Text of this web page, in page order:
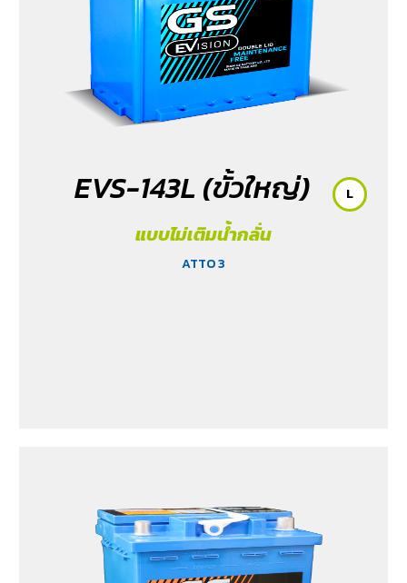
EVS-143L (ขั้วใหญ่)
แบบไม่เติมน้ำกลั่น
ATTO 3
L